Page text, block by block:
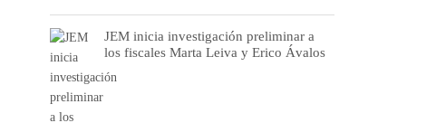
JEM inicia investigación preliminar a
los fiscales Marta Leiva y Erico Ávalos